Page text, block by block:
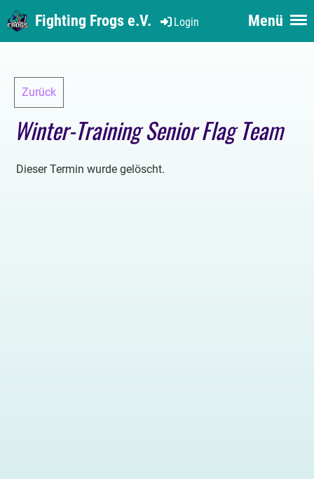
Menü
Login
Fighting Frogs e.V.
Zurück
Winter-Training Senior Flag Team
Dieser Termin wurde gelöscht.